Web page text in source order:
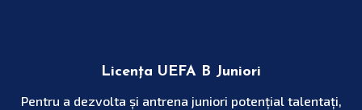
Licența UEFA B Juniori
Pentru a dezvolta și antrena juniori potențial talentați,